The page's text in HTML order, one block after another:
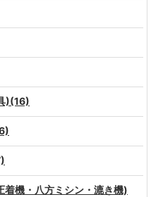
)(16)
着機・八方ミシン・漉き機)